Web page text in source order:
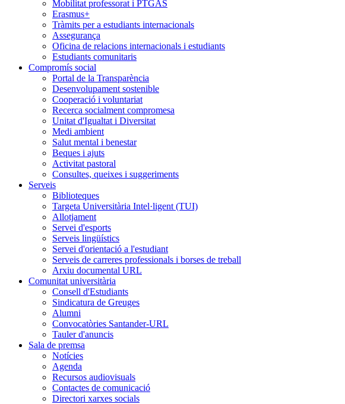
Mobilitat professorat i PTGAS
Erasmus+
Tràmits per a estudiants internacionals
Assegurança
Oficina de relacions internacionals i estudiants
Estudiants comunitaris
Compromís social
Portal de la Transparència
Desenvolupament sostenible
Cooperació i voluntariat
Recerca socialment compromesa
Unitat d'Igualtat i Diversitat
Medi ambient
Salut mental i benestar
Beques i ajuts
Activitat pastoral
Consultes, queixes i suggeriments
Serveis
Biblioteques
Targeta Universitària Intel·ligent (TUI)
Allotjament
Servei d'esports
Serveis lingüístics
Servei d'orientació a l'estudiant
Serveis de carreres professionals i borses de treball
Arxiu documental URL
Comunitat universitària
Consell d'Estudiants
Sindicatura de Greuges
Alumni
Convocatòries Santander-URL
Tauler d'anuncis
Sala de premsa
Notícies
Agenda
Recursos audiovisuals
Contactes de comunicació
Directori xarxes socials